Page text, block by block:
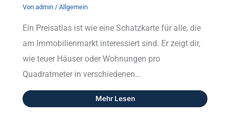
Von admin / Allgemein
Ein Preisatlas ist wie eine Schatzkarte für alle, die
am Immobilienmarkt interessiert sind. Er zeigt dir,
wie teuer Häuser oder Wohnungen pro
Quadratmeter in verschiedenen…
Mehr Lesen